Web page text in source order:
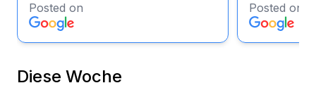
Posted on Posted on
Diese Woche